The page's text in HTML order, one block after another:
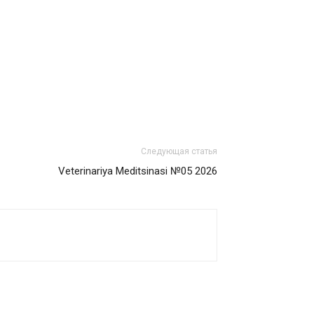
Следующая статья
Veterinariya Meditsinasi №05 2026